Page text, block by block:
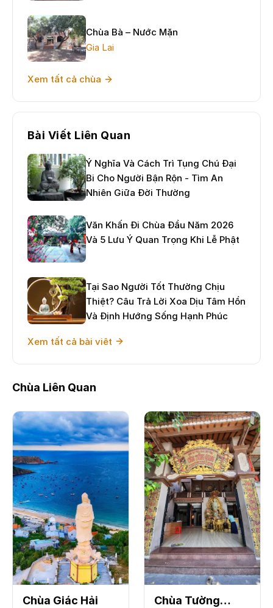
Chùa Bà – Nước Mặn
Gia Lai
Xem tất cả chùa
Bài Viết Liên Quan
Ý Nghĩa Và Cách Trì Tụng Chú Đại
Bi Cho Người Bận Rộn - Tìm An
Nhiên Giữa Đời Thường
Văn Khấn Đi Chùa Đầu Năm 2026
Và 5 Lưu Ý Quan Trọng Khi Lễ Phật
Tại Sao Người Tốt Thường Chịu
Thiệt? Câu Trả Lời Xoa Dịu Tâm Hồn
Và Định Hướng Sống Hạnh Phúc
Xem tất cả bài viêt
Chùa Liên Quan
Chùa Giác Hải
Chùa Tường